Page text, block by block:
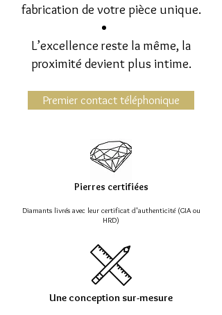
fabrication de votre pièce unique.
L’excellence reste la même, la
proximité devient plus intime.
Premier contact téléphonique
Pierres certifiées
Diamants livrés avec leur certificat d'authenticité (GIA ou
HRD)
Une conception sur-mesure